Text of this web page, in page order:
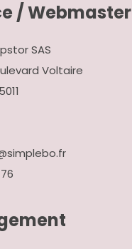
/ Webmaster
SAS
Voltaire